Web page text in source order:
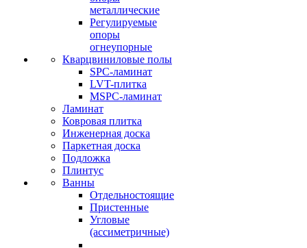
металлические
Регулируемые
опоры
огнеупорные
Кварцвиниловые полы
SPC-ламинат
LVT-плитка
MSPC-ламинат
Ламинат
Ковровая плитка
Инженерная доска
Паркетная доска
Подложка
Плинтус
Ванны
Отдельностоящие
Пристенные
Угловые
(ассиметричные)